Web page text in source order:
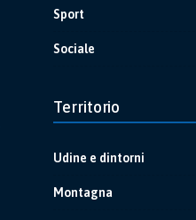
Sport
Sociale
Territorio
Udine e dintorni
Montagna